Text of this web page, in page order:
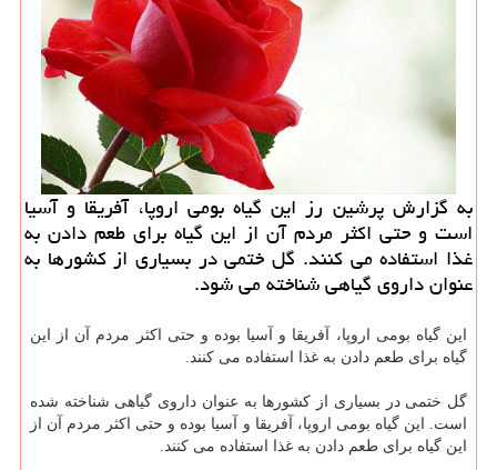
به گزارش پرشین رز این گیاه بومی اروپا، آفریقا و آسیا
است و حتی اكثر مردم آن از این گیاه برای طعم دادن به
غذا استفاده می كنند. گل ختمی در بسیاری از كشورها به
عنوان داروی گیاهی شناخته می شود.
این گیاه بومی اروپا، آفریقا و آسیا بوده و حتی اكثر مردم آن از این
گیاه برای طعم دادن به غذا استفاده می كنند.
گل ختمی در بسیاری از كشورها به عنوان داروی گیاهی شناخته شده
است. این گیاه بومی اروپا، آفریقا و آسیا بوده و حتی اكثر مردم آن از
این گیاه برای طعم دادن به غذا استفاده می كنند.